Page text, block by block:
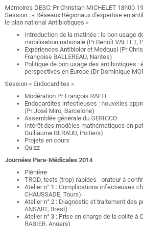
Mémoires DESC: Pr Christian MICHELET 18h00-
Session : « Réseaux Régionaux d'expertise en
le plan national Antibiotiques »
Introduction de la matinée : le bon usage
mobilisation nationale (Pr Benoît VALLET,
Expériences Antibiolor et Medqual (Pr
Françoise BALLEREAU, Nantes)
Politique de bon usage des antibiotiques :
perspectives en Europe (Dr Dominique
Session « Endocardites »
Modération Pr François RAFFI
Endocardites infectieuses : nouvelles
(Pr José Miro, Barcelone)
Assemblée générale du GERICCO
Intérêt des modèles mathématiques en
Guillaume BERAUD, Poitiers)
Projets en cours
Quizz
Journées Para-Médicales 2014
Plénière
TROD, tests (trop) rapides - orateur à
Atelier n° 1 : Complications infectieuses
CHAUSSADE, Tours)
Atelier n° 2 : Diagnostic et traitement des
ANSART, Brest)
Atelier n° 3 : Prise en charge de la colite à
RABIER, Angers)